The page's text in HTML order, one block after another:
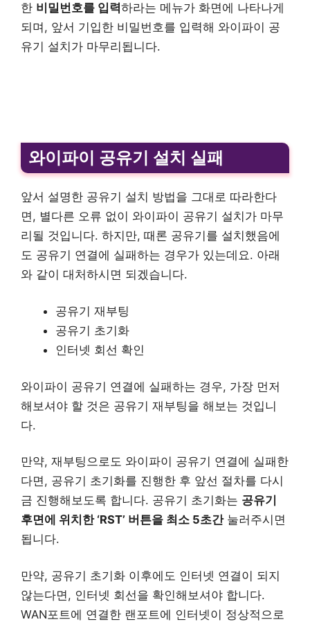
한 비밀번호를 입력하라는 메뉴가 화면에 나타나게
되며, 앞서 기입한 비밀번호를 입력해 와이파이 공
유기 설치가 마무리됩니다.
와이파이 공유기 설치 실패
앞서 설명한 공유기 설치 방법을 그대로 따라한다
면, 별다른 오류 없이 와이파이 공유기 설치가 마무
리될 것입니다. 하지만, 때론 공유기를 설치했음에
도 공유기 연결에 실패하는 경우가 있는데요. 아래
와 같이 대처하시면 되겠습니다.
공유기 재부팅
공유기 초기화
인터넷 회선 확인
와이파이 공유기 연결에 실패하는 경우, 가장 먼저
해보셔야 할 것은 공유기 재부팅을 해보는 것입니
다.
만약, 재부팅으로도 와이파이 공유기 연결에 실패한
다면, 공유기 초기화를 진행한 후 앞선 절차를 다시
금 진행해보도록 합니다. 공유기 초기화는 공유기
후면에 위치한 ‘RST’ 버튼을 최소 5초간눌러주시면
됩니다.
만약, 공유기 초기화 이후에도 인터넷 연결이 되지
않는다면, 인터넷 회선을 확인해보셔야 합니다.
WAN포트에 연결한 랜포트에 인터넷이 정상적으로